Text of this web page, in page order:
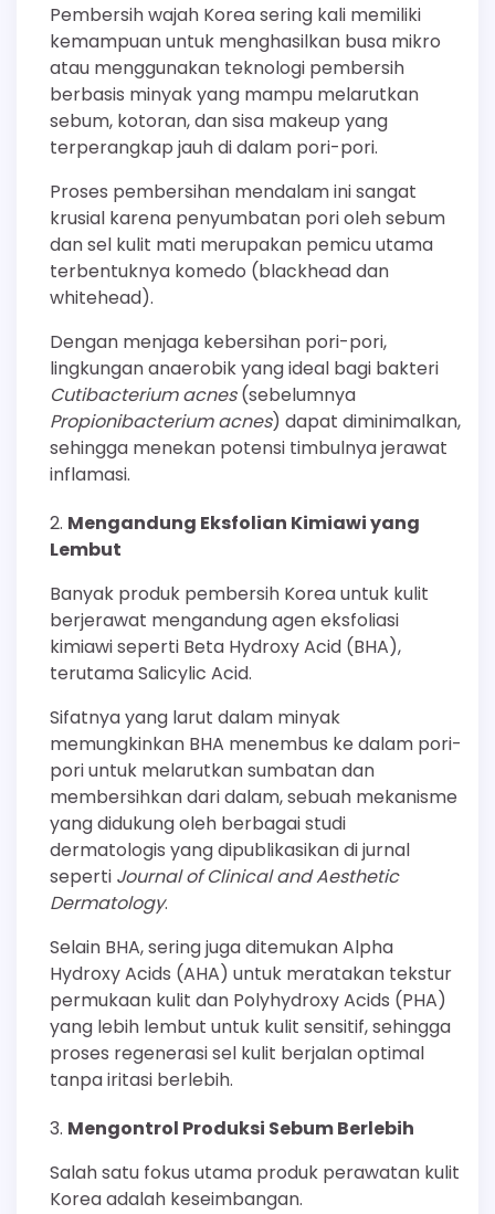
Pembersih wajah Korea sering kali memiliki
kemampuan untuk menghasilkan busa mikro
atau menggunakan teknologi pembersih
berbasis minyak yang mampu melarutkan
sebum, kotoran, dan sisa makeup yang
terperangkap jauh di dalam pori-pori.
Proses pembersihan mendalam ini sangat
krusial karena penyumbatan pori oleh sebum
dan sel kulit mati merupakan pemicu utama
terbentuknya komedo (blackhead dan
whitehead).
Dengan menjaga kebersihan pori-pori,
lingkungan anaerobik yang ideal bagi bakteri
Cutibacterium acnes(sebelumnya
Propionibacterium acnes) dapat diminimalkan,
sehingga menekan potensi timbulnya jerawat
inflamasi.
Mengandung Eksfolian Kimiawi yang
Lembut
Banyak produk pembersih Korea untuk kulit
berjerawat mengandung agen eksfoliasi
kimiawi seperti Beta Hydroxy Acid (BHA),
terutama Salicylic Acid.
Sifatnya yang larut dalam minyak
memungkinkan BHA menembus ke dalam pori-
pori untuk melarutkan sumbatan dan
membersihkan dari dalam, sebuah mekanisme
yang didukung oleh berbagai studi
dermatologis yang dipublikasikan di jurnal
seperti Journal of Clinical and Aesthetic
Dermatology.
Selain BHA, sering juga ditemukan Alpha
Hydroxy Acids (AHA) untuk meratakan tekstur
permukaan kulit dan Polyhydroxy Acids (PHA)
yang lebih lembut untuk kulit sensitif, sehingga
proses regenerasi sel kulit berjalan optimal
tanpa iritasi berlebih.
Mengontrol Produksi Sebum Berlebih
Salah satu fokus utama produk perawatan kulit
Korea adalah keseimbangan.